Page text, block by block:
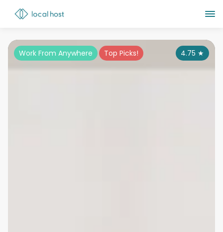
4.75 ★
Work From Anywhere Top Picks!